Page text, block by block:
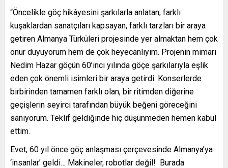
“Öncelikle göç hikâyesini şarkılarla anlatan, farklı
kuşaklardan sanatçıları kapsayan, farklı tarzları bir araya
getiren Almanya Türküleri projesinde yer almaktan hem çok
onur duyuyorum hem de çok heyecanlıyım. Projenin mimarı
Nedim Hazar göçün 60’ıncı yılında göçe şarkılarıyla eşlik
eden çok önemli isimleri bir araya getirdi. Konserlerde
birbirinden tamamen farklı olan, bir ritimden diğerine
geçişlerin seyirci tarafından büyük beğeni göreceğini
sanıyorum. Teklif geldiğinde hiç düşünmeden hemen kabul
ettim.
Evet, 60 yıl önce göç anlaşması çerçevesinde Almanya’ya
‘insanlar’ geldi… Makineler, robotlar değil! Burada